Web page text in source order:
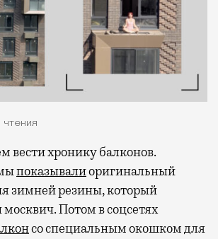
чтения
показывалиоригинальный
зимней резины, который
Потом в соцсетях
со специальным окошком для